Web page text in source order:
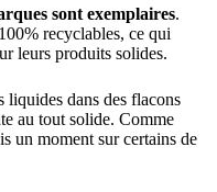
sont exemplaires.
recyclables, ce qui
leurs produits solides.
liquides dans des flacons
au tout solide. Comme
un moment sur certains de